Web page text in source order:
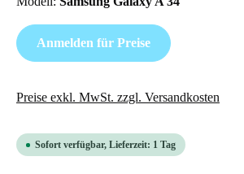
Anmelden für Preise
Preise exkl. MwSt. zzgl. Versandkosten
Sofort verfügbar, Lieferzeit: 1 Tag